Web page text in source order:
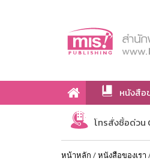
หนังสือ
เกี่ยวกับเรา
โทรสั่งซื้อด่ว
หน้าหลัก /หนังสือของเรา